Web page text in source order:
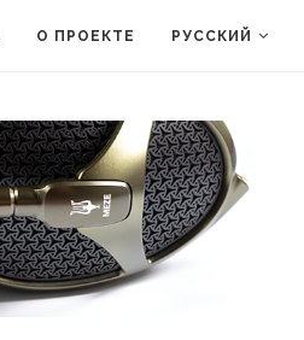
О ПРОЕКТЕ РУССКИЙ